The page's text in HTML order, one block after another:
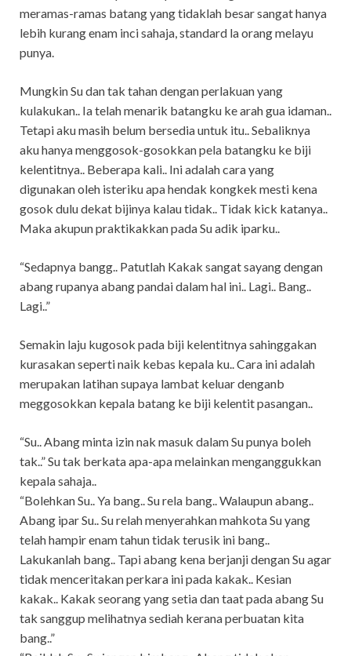
meramas-ramas batang yang tidaklah besar sangat hanya
lebih kurang enam inci sahaja, standard la orang melayu
punya.
Mungkin Su dan tak tahan dengan perlakuan yang
kulakukan.. Ia telah menarik batangku ke arah gua idaman..
Tetapi aku masih belum bersedia untuk itu.. Sebaliknya
aku hanya menggosok-gosokkan pela batangku ke biji
kelentitnya.. Beberapa kali.. Ini adalah cara yang
digunakan oleh isteriku apa hendak kongkek mesti kena
gosok dulu dekat bijinya kalau tidak.. Tidak kick katanya..
Maka akupun praktikakkan pada Su adik iparku..
“Sedapnya bangg.. Patutlah Kakak sangat sayang dengan
abang rupanya abang pandai dalam hal ini.. Lagi.. Bang..
Lagi..”
Semakin laju kugosok pada biji kelentitnya sahinggakan
kurasakan seperti naik kebas kepala ku.. Cara ini adalah
merupakan latihan supaya lambat keluar denganb
meggosokkan kepala batang ke biji kelentit pasangan..
“Su.. Abang minta izin nak masuk dalam Su punya boleh
tak..” Su tak berkata apa-apa melainkan menganggukkan
kepala sahaja..
“Bolehkan Su.. Ya bang.. Su rela bang.. Walaupun abang..
Abang ipar Su.. Su relah menyerahkan mahkota Su yang
telah hampir enam tahun tidak terusik ini bang..
Lakukanlah bang.. Tapi abang kena berjanji dengan Su agar
tidak menceritakan perkara ini pada kakak.. Kesian
kakak.. Kakak seorang yang setia dan taat pada abang Su
tak sanggup melihatnya sediah kerana perbuatan kita
bang..”